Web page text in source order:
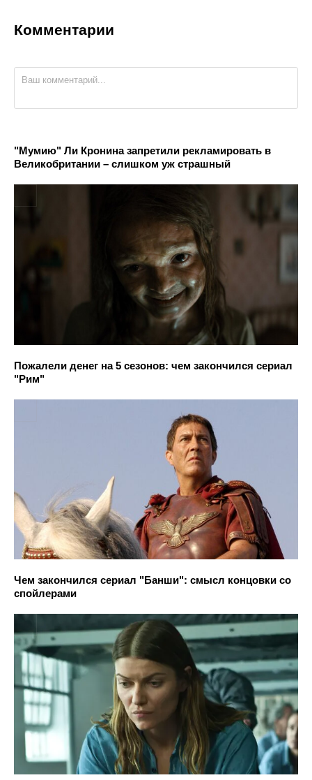
Комментарии
"Мумию" Ли Кронина запретили рекламировать в
Великобритании – слишком уж страшный
Пожалели денег на 5 сезонов: чем закончился сериал
"Рим"
Чем закончился сериал "Банши": смысл концовки со
спойлерами